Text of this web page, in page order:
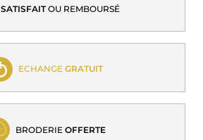
SATISFAITOU REMBOURSÉ
ECHANGE GRATUIT
BRODERIE OFFERTE